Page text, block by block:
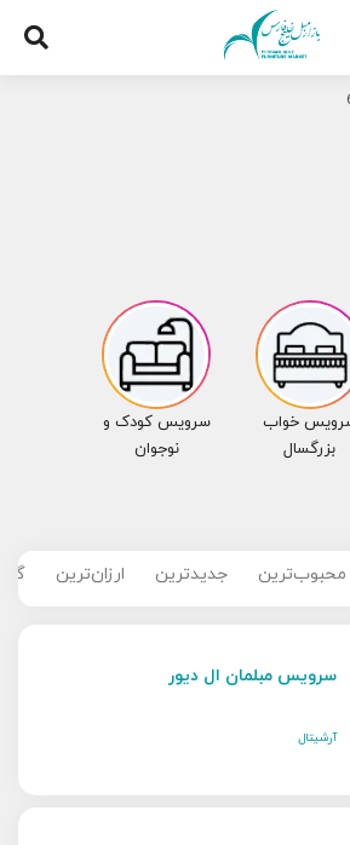
خواب
بزرگسال
سرویس کودک و
نوجوان
محبوب‌ترین جدیدترین ارزان‌ترین
سرویس مبلمان ال دیور
آرشیتال